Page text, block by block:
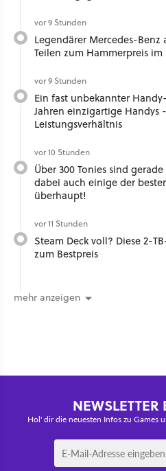
vor 9 Stunden
Legendärer Mercedes-Benz
Teilen zum Hammerpreis im
vor 9 Stunden
Ein fast unbekannter
Jahren einzigartige Handys
Leistungsverhältnis
vor 10 Stunden
Über 300 Tonies sind
dabei auch einige der
überhaupt!
vor 11 Stunden
Steam Deck voll? Diese 2-
zum Bestpreis
mehr anzeigen
NEWSLETTER
Hol' dir die neuesten Infos zu Games